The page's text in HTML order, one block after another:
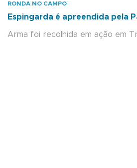
RONDA NO CAMPO
Espingarda é apreendida pela
Arma foi recolhida em ação em